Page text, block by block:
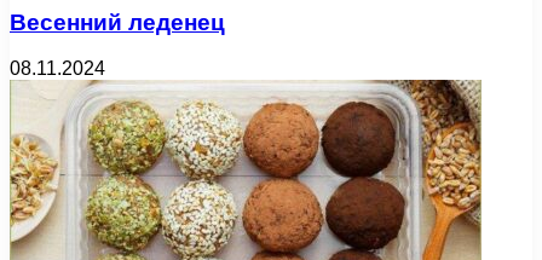
Весенний леденец
08.11.2024